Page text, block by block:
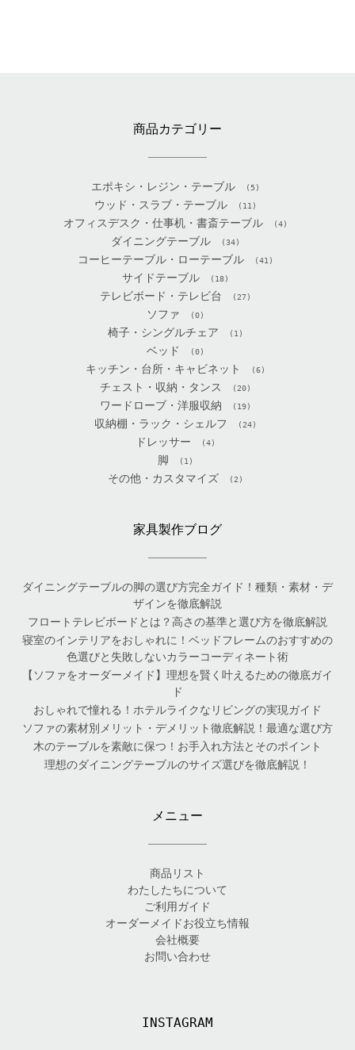
商品カテゴリー
エポキシ・レジン・テーブル (5)
ウッド・スラブ・テーブル (11)
オフィスデスク・仕事机・書斎テーブル (4)
ダイニングテーブル (34)
コーヒーテーブル・ローテーブル (41)
サイドテーブル (18)
テレビボード・テレビ台 (27)
ソファ (0)
椅子・シングルチェア (1)
ベッド (0)
キッチン・台所・キャビネット (6)
チェスト・収納・タンス (20)
ワードローブ・洋服収納 (19)
収納棚・ラック・シェルフ (24)
ドレッサー (4)
脚 (1)
その他・カスタマイズ (2)
家具製作ブログ
ダイニングテーブルの脚の選び方完全ガイド！種類・素材・デ
ザインを徹底解説
フロートテレビボードとは？高さの基準と選び方を徹底解説
寝室のインテリアをおしゃれに！ベッドフレームのおすすめの
色選びと失敗しないカラーコーディネート術
【ソファをオーダーメイド】理想を賢く叶えるための徹底ガイ
ド
おしゃれで憧れる！ホテルライクなリビングの実現ガイド
ソファの素材別メリット・デメリット徹底解説！最適な選び方
木のテーブルを素敵に保つ！お手入れ方法とそのポイント
理想のダイニングテーブルのサイズ選びを徹底解説！
メニュー
商品リスト
わたしたちについて
ご利用ガイド
オーダーメイドお役立ち情報
会社概要
お問い合わせ
INSTAGRAM